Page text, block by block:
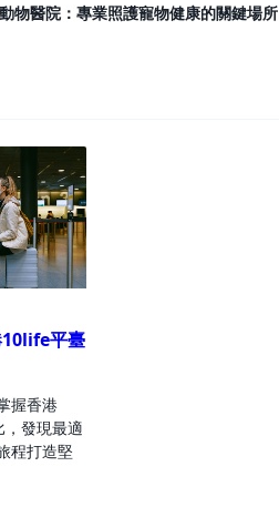
動物醫院：專業照護寵物健康的關鍵場所
平臺
握香港
發現最適
程打造堅